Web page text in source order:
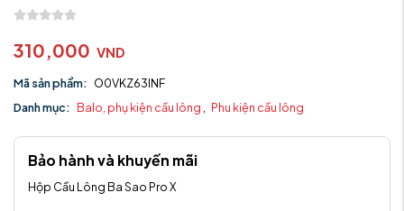
310,000 VND
Mã sản phẩm: O0VKZ63INF
Danh mục: Balo, phụ kiện cầu lông , Phu kiện cầu lông
Bảo hành và khuyến mãi
Hộp Cầu Lông Ba Sao Pro X